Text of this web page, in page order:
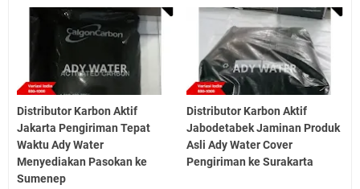
Distributor Karbon Aktif
Jakarta Pengiriman Tepat
Waktu Ady Water
Menyediakan Pasokan ke
Sumenep
Distributor Karbon Aktif
Jabodetabek Jaminan Produk
Asli Ady Water Cover
Pengiriman ke Surakarta